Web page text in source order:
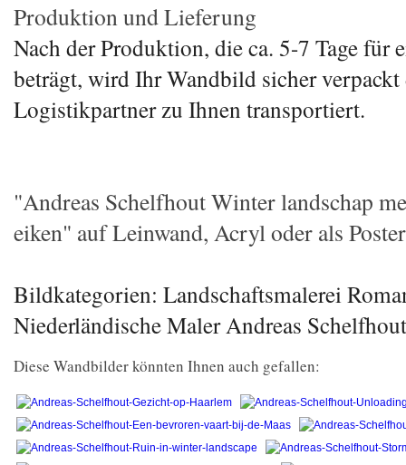
Produktion und Lieferung
Nach der Produktion, die ca. 5-7 Tage für
beträgt, wird Ihr Wandbild sicher verpackt
Logistikpartner zu Ihnen transportiert.
"Andreas Schelfhout Winter landschap
eiken" auf Leinwand, Acryl oder als
Bildkategorien: Landschaftsmalerei
Niederländische Maler Andreas Schelfhout
Diese Wandbilder könnten Ihnen auch gefallen: